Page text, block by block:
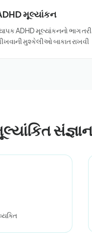
મૂલ્યાંકન
ADHD મૂલ્યાંકનનો ભાગ
મુશ્કેલીઓ બાકાત રાખવી